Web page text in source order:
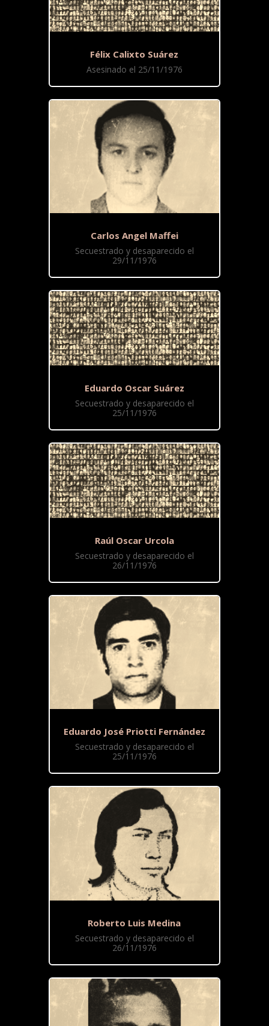
Félix Calixto Suárez
Asesinado el 25/11/1976
Carlos Angel Maffei
Secuestrado y desaparecido el
29/11/1976
Eduardo Oscar Suárez
Secuestrado y desaparecido el
25/11/1976
Raúl Oscar Urcola
Secuestrado y desaparecido el
26/11/1976
Eduardo José Priotti Fernández
Secuestrado y desaparecido el
25/11/1976
Roberto Luis Medina
Secuestrado y desaparecido el
26/11/1976